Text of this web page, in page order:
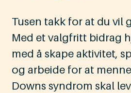
Tusen takk for at du vil
Med et valgfritt bidrag
med å skape aktivitet,
og arbeide for at
Downs syndrom skal